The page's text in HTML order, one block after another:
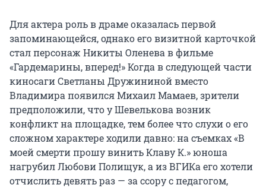
Для актера роль в драме оказалась первой
запоминающейся, однако его визитной карточкой
стал персонаж Никиты Оленева в фильме
«Гардемарины, вперед!» Когда в следующей части
киносаги Светланы Дружининой вместо
Владимира появился Михаил Мамаев, зрители
предположили, что у Шевелькова возник
конфликт на площадке, тем более что слухи о его
сложном характере ходили давно: на съемках «В
моей смерти прошу винить Клаву К.» юноша
нагрубил Любови Полищук, а из ВГИКа его хотели
отчислить девять раз — за ссору с педагогом,